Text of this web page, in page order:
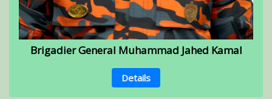
Brigadier General Muhammad Jahed Kamal
Details